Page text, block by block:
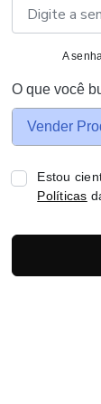
A
O que você
Vender
Estou
Políticas